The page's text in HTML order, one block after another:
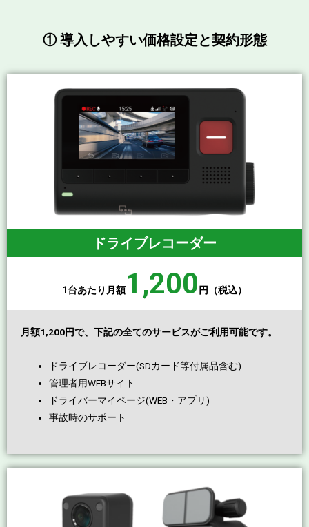
① 導入しやすい価格設定と契約形態
ドライブレコーダー
1台あたり月額1,200 円（税込）
月額1,200円で、下記の全てのサービスがご利用可能です。
ドライブレコーダー(SDカード等付属品含む)
管理者用WEBサイト
ドライバーマイページ(WEB・アプリ)
事故時のサポート